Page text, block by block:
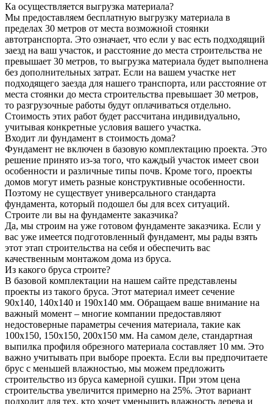
Ка осуществляется выгрузка материала?
Мы предоставляем бесплатную выгрузку материала в
пределах 30 метров от места возможной стоянки
автотранспорта. Это означает, что если у вас есть подходящий
заезд на ваш участок, и расстояние до места строительства не
превышает 30 метров, то выгрузка материала будет выполнена
без дополнительных затрат. Если на вашем участке нет
подходящего заезда для нашего транспорта, или расстояние от
места стоянки до места строительства превышает 30 метров,
то разгрузочные работы будут оплачиваться отдельно.
Стоимость этих работ будет рассчитана индивидуально,
учитывая конкретные условия вашего участка.
Входит ли фундамент в стоимость дома?
Фундамент не включен в базовую комплектацию проекта. Это
решение принято из-за того, что каждый участок имеет свои
особенности и различные типы почв. Кроме того, проекты
домов могут иметь разные конструктивные особенности.
Поэтому не существует универсального стандарта
фундамента, который подошел бы для всех ситуаций.
Строите ли вы на фундаменте заказчика?
Да, мы строим на уже готовом фундаменте заказчика. Если у
вас уже имеется подготовленный фундамент, мы рады взять
этот этап строительства на себя и обеспечить вас
качественным монтажом дома из бруса.
Из какого бруса строите?
В базовой комплектации на нашем сайте представлены
проекты из такого бруса. Этот материал имеет сечение
90x140, 140x140 и 190x140 мм. Обращаем ваше внимание на
важный момент – многие компании предоставляют
недостоверные параметры сечения материала, такие как
100x150, 150x150, 200x150 мм. На самом деле, стандартная
выпилка профиля обрезного материала составляет 10 мм. Это
важно учитывать при выборе проекта. Если вы предпочитаете
брус с меньшей влажностью, мы можем предложить
строительство из бруса камерной сушки. При этом цена
строительства увеличится примерно на 25%. Этот вариант
подходит для тех, кто хочет уменьшить влажность дерева и